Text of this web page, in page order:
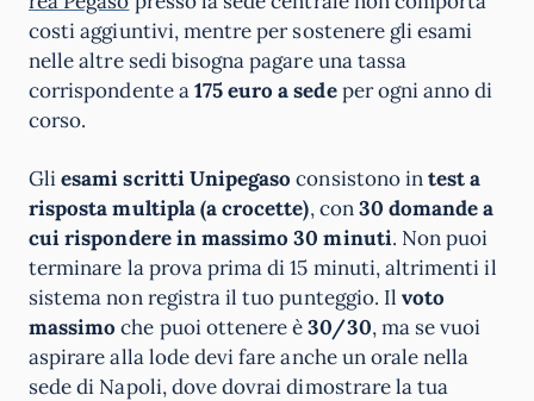
costi aggiuntivi, mentre per sostenere gli esami
nelle altre sedi bisogna pagare una tassa
corrispondente a175 euro a sedeper ogni anno di
corso.
Gliesami scritti Unipegaso consistono intest a
risposta multipla (a crocette), con30 domande a
cui rispondere in massimo 30 minuti. Non puoi
terminare la prova prima di 15 minuti, altrimenti il
sistema non registra il tuo punteggio. Ilvoto
massimo che puoi ottenere è30/30, ma se vuoi
aspirare alla lode devi fare anche un orale nella
sede di Napoli, dove dovrai dimostrare la tua